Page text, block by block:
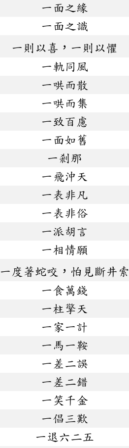
一面之緣
一面之識
一則以喜，一則以懼
一軌同風
一哄而散
一哄而集
一致百慮
一面如舊
一剎那
一飛沖天
一表非凡
一表非俗
一派胡言
一相情願
一度著蛇咬，怕見斷井索
一食萬錢
一柱擎天
一家一計
一馬一鞍
一差二誤
一差二錯
一笑千金
一倡三歎
一退六二五